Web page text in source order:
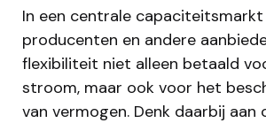
In een centrale
producenten en andere
flexibiliteit niet alleen betaald
stroom, maar ook voor het
van vermogen. Denk daarbij aan